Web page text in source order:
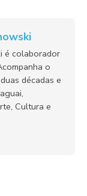
é colaborador
o
décadas e
Cultura e